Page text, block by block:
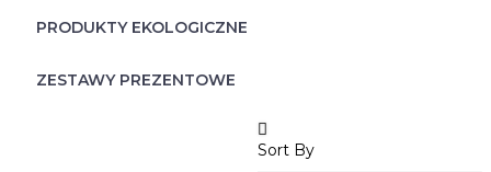
PRODUKTY EKOLOGICZNE
ZESTAWY PREZENTOWE